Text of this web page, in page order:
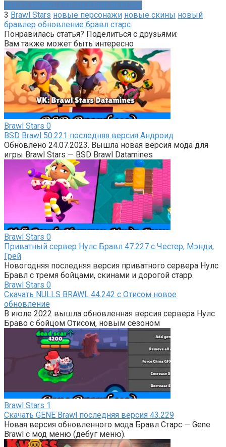
NULLS BRAWL ПОСЛЕДНЯЯ ВЕРСИЯ
3 Brawl Stars новые персонажи новые скины новый
бравлер обновление бравл старс
Понравилась статья? Поделиться с друзьями:
Вам также может быть интересно
Brawl Stars 0
BSD Brawl 50.221 последняя версия Андроид
Обновлено 24.07.2023. Вышла новая версия мода для
игры Brawl Stars — BSD Brawl Datamines
Brawl Stars 0
Приватный сервер Нулс Бравл 47.227 с Честер, Мэнди,
Грей
Новогодняя последняя версия приватного сервера Нулс
Бравл с тремя бойцами, скинами и дорогой старр.
Brawl Stars 0
Скачать NULLS BRAWL 44.242 с Отисом новое
обновление
В июле 2022 вышла обновленная версия сервера Нулс
Браво с бойцом Отисом, новым сезоном
Brawl Stars 1
Скачать GENE Brawl последняя версия 43.229
Новая версия обновленного мода Бравл Старс — Gene
Brawl с мод меню (дебуг меню).